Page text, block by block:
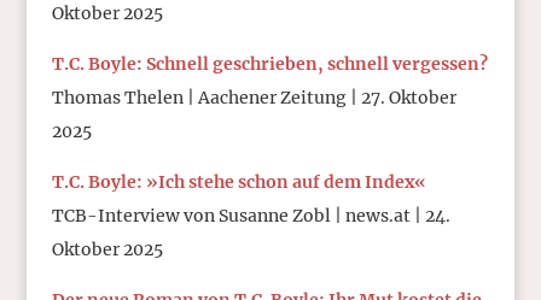
Oktober 2025
T.C. Boyle: Schnell geschrieben, schnell vergessen?
Thomas Thelen | Aachener Zeitung | 27. Oktober
2025
T.C. Boyle: »Ich stehe schon auf dem Index«
TCB-Interview von Susanne Zobl | news.at | 24.
Oktober 2025